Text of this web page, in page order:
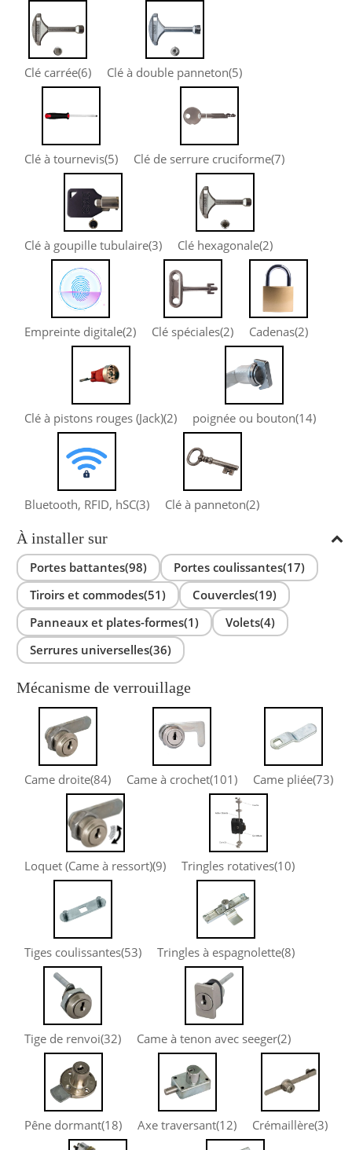
Clé carrée(6) Clé à double panneton(5)
Clé à tournevis(5) Clé de serrure cruciforme(7)
Clé à goupille tubulaire(3) Clé hexagonale(2)
Empreinte digitale(2) Clé spéciales(2) Cadenas(2)
Clé à pistons rouges (Jack)(2) poignée ou bouton(14)
Bluetooth, RFID, hSC(3) Clé à panneton(2)
À installer sur
Portes battantes(98)
Portes coulissantes(17)
Tiroirs et commodes(51)
Couvercles(19)
Panneaux et plates-formes(1)
Volets(4)
Serrures universelles(36)
Mécanisme de verrouillage
Came droite(84) Came à crochet(101) Came pliée(73)
Loquet (Came à ressort)(9) Tringles rotatives(10)
Tiges coulissantes(53) Tringles à espagnolette(8)
Tige de renvoi(32) Came à tenon avec seeger(2)
Pêne dormant(18) Axe traversant(12) Crémaillère(3)